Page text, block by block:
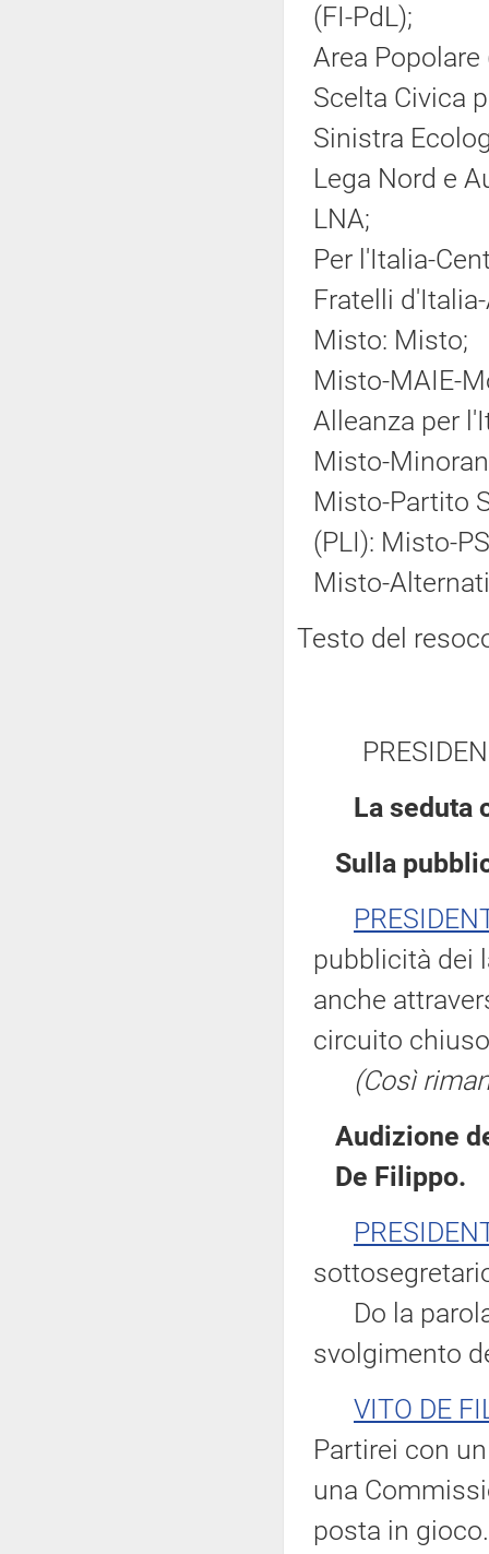
(FI-PdL);
Area Popolare
Scelta Civica
Sinistra
Lega Nord e
LNA;
Per l'Italia-
Fratelli
Misto: Misto;
Misto-MAIE-
Alleanza per
Misto-
Misto-Partito
(PLI): Misto-
Misto-
Testo del
La seduta
Sulla
pubblicità dei
anche
circuito
(Così
Audizione
De Filippo.
Do la parola
svolgimento
VITO DE
Partirei con
una
posta in